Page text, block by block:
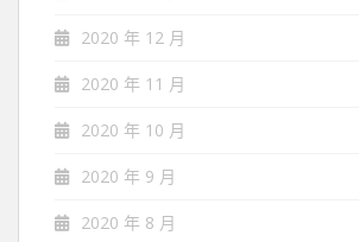
2020 年 12 月
2020 年 11 月
2020 年 10 月
2020 年 9 月
2020 年 8 月